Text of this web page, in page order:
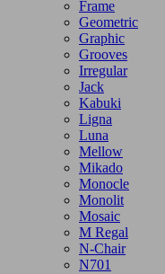
Frame
Geometric
Graphic
Grooves
Irregular
Jack
Kabuki
Ligna
Luna
Mellow
Mikado
Monocle
Monolit
Mosaic
M Regal
N-Chair
N701